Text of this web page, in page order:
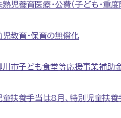
熟児養育医療・公費（子ども・重
児教育・保育の無償化
川市子ども食堂等応援事業補助
童扶養手当は8月、特別児童扶